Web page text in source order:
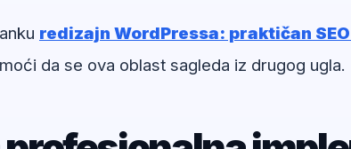
redizajn WordPressa: praktičan
da se ova oblast sagleda iz drugog ugla.